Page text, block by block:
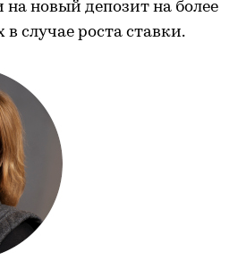
на новый депозит на более
случае роста ставки.